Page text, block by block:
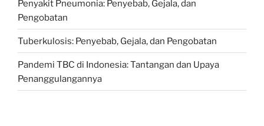
Penyakit Pneumonia: Penyebab, Gejala, dan
Pengobatan
Tuberkulosis: Penyebab, Gejala, dan Pengobatan
Pandemi TBC di Indonesia: Tantangan dan Upaya
Penanggulangannya